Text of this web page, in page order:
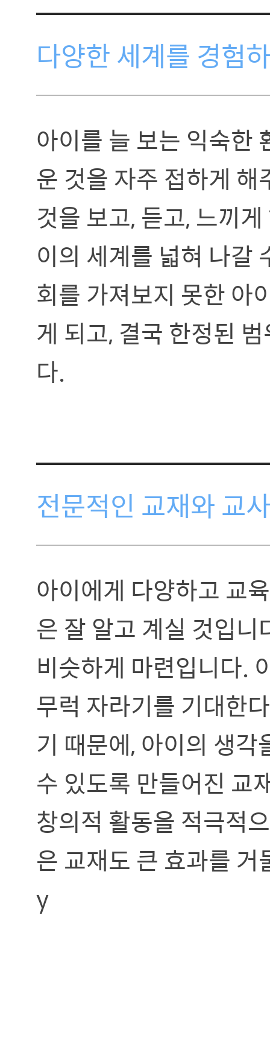
다양한 세계를 경험
아이를 늘 보는 익숙한
운 것을 자주 접하게
것을 보고, 듣고, 느끼
이의 세계를 넓혀 나갈
회를 가져보지 못한 아
게 되고, 결국 한정된
다.
전문적인 교재와 교
아이에게 다양하고 교
은 잘 알고 계실 것입
비슷하게 마련입니다.
무럭 자라기를 기대한
기 때문에, 아이의 생
수 있도록 만들어진 교
창의적 활동을 적극적
은 교재도 큰 효과를
y